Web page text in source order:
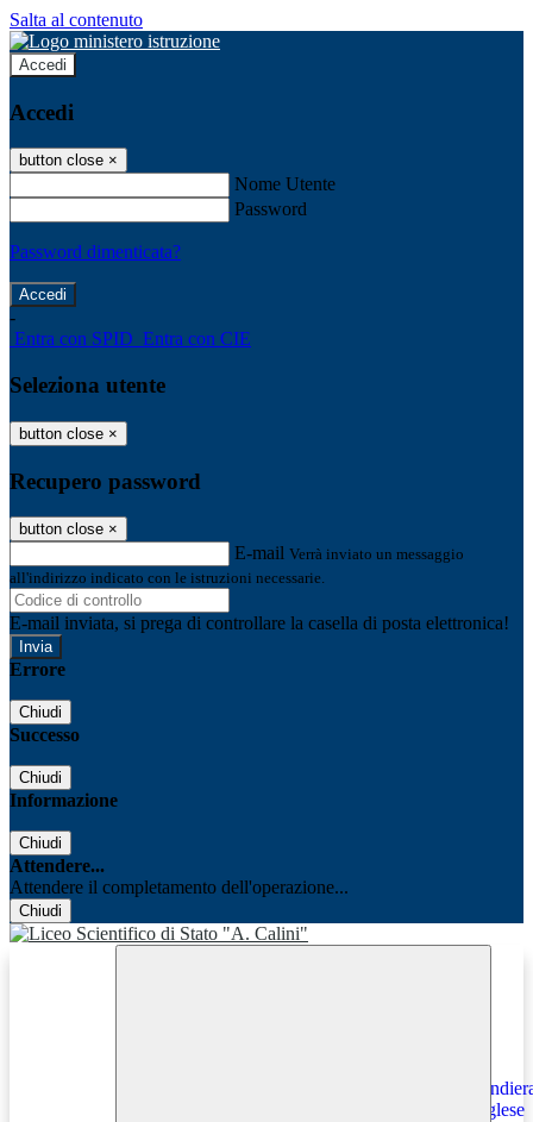
Salta al contenuto
Accedi
Accedi
button close ×
Nome Utente
Password
Password dimenticata?
-
Entra con SPID Entra con CIE
Seleziona utente
button close ×
Recupero password
button close ×
E-mail Verrà inviato un messaggio
all'indirizzo indicato con le istruzioni necessarie.
E-mail inviata, si prega di controllare la casella di posta elettronica!
Errore
Chiudi
Successo
Chiudi
Informazione
Chiudi
Attendere...
Attendere il completamento dell'operazione...
Chiudi